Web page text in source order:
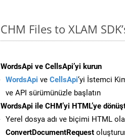
CHM Files to XLAM
WordsApi ve CellsApi’yi kurun
WordsApi ve CellsApi‘yi İstemci
ve API sürümünüzle başlatın
WordsApi ile CHM’yi HTML’ye
Yerel dosya adı ve biçimi HTML
ConvertDocumentRequest